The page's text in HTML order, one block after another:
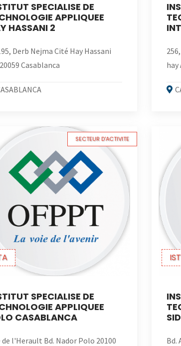
SPECIALISE DE
APPLIQUEE
HASSANI 2
Derb Nejma Cité Hay Hassani
Casablanca
hay
SECTEUR D'ACTIVITE
SPECIALISE DE
APPLIQUEE
CASABLANCA
de l'Herault Bd. Nador Polo 20100
Bd.